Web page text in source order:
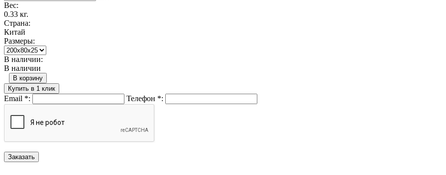
Вес:
0.33 кг.
Страна:
Китай
Размеры:
В наличии:
В наличии
В корзину
Купить в 1 клик
Email *: Телефон *: